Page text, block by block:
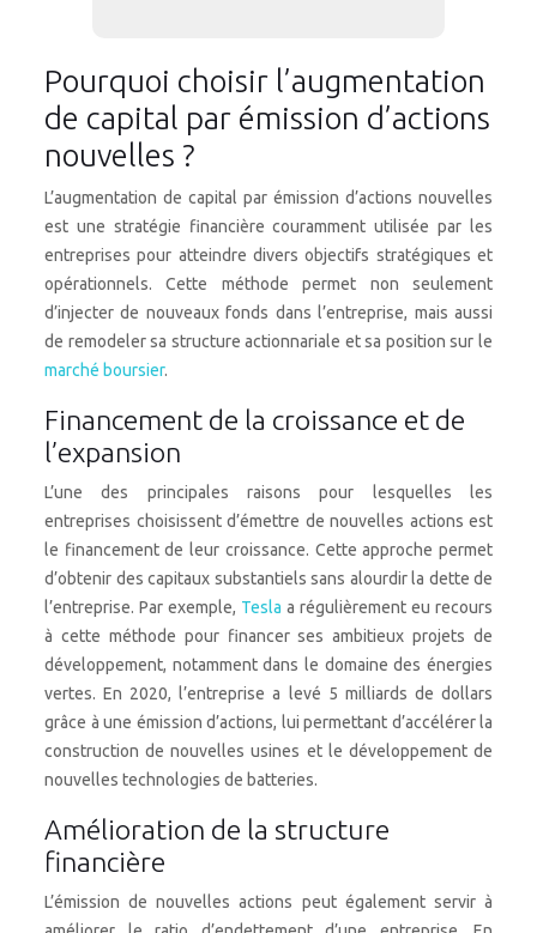
Pourquoi choisir l’augmentation
de capital par émission d’actions
nouvelles ?
L’augmentation de capital par émission d’actions nouvelles
est une stratégie financière couramment utilisée par les
entreprises pour atteindre divers objectifs stratégiques et
opérationnels. Cette méthode permet non seulement
d’injecter de nouveaux fonds dans l’entreprise, mais aussi
de remodeler sa structure actionnariale et sa position sur le
marché boursier.
Financement de la croissance et de
l’expansion
L’une des principales raisons pour lesquelles les
entreprises choisissent d’émettre de nouvelles actions est
le financement de leur croissance. Cette approche permet
d’obtenir des capitaux substantiels sans alourdir la dette de
l’entreprise. Par exemple, Tesla a régulièrement eu recours
à cette méthode pour financer ses ambitieux projets de
développement, notamment dans le domaine des énergies
vertes. En 2020, l’entreprise a levé 5 milliards de dollars
grâce à une émission d’actions, lui permettant d’accélérer la
construction de nouvelles usines et le développement de
nouvelles technologies de batteries.
Amélioration de la structure
financière
L’émission de nouvelles actions peut également servir à